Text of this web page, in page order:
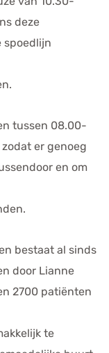
deze
spoedlijn
tussen 08.00-
er genoeg
en om
bestaat al sinds
door Lianne
2700 patiënten
te